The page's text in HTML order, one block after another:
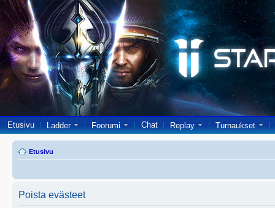
Etusivu Ladder Foorumi Chat Replay Turnaukset
Etusivu
Poista evästeet